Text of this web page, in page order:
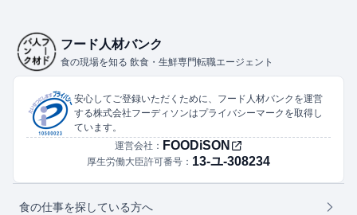
フード人材バンク
食の現場を知る 飲食・生鮮専門転職エージェント
安心してご登録いただくために、フード人材バンクを運営
する株式会社フーディソンはプライバシーマークを取得し
ています。
運営会社： FOODiSON
厚生労働大臣許可番号： 13-ユ-308234
食の仕事を探している方へ